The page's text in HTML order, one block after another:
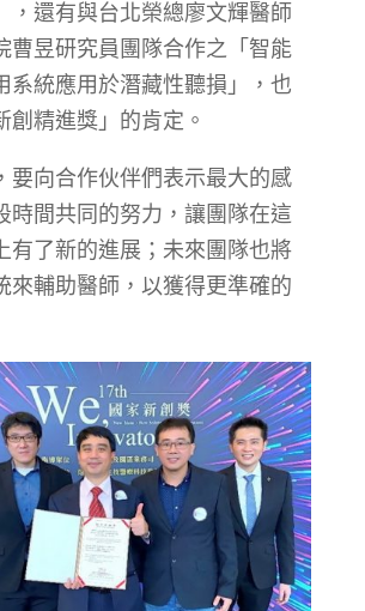
，還有與台北榮總廖文輝醫師
曹昱研究員團隊合作之「智能
系統應用於潛藏性聽損」，也
創精進獎」的肯定。
要向合作伙伴們表示最大的感
時間共同的努力，讓團隊在這
有了新的進展；未來團隊也將
來輔助醫師，以獲得更準確的